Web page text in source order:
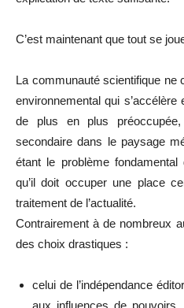
C’est maintenant que tout se
La communauté scientifique ne
environnemental qui s’accélère
de plus en plus
secondaire dans le paysage
étant le problème
qu’il doit occuper une place
traitement de l’actualité.
Contrairement à de nombreux
des choix drastiques :
celui de l’indépendance
aux influences de pouvoirs.